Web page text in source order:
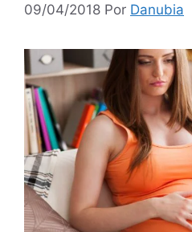
09/04/2018 Por Danubia